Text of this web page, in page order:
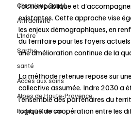
Chronique Santé
Attractivité
L'Indre
Sarthe
santé
Accès aux soins
Alpes de Haute-Provence
Institut Quorum
l’action publique et
existantes. Cette approche vise
les enjeux démographiques, en
du territoire pour les foyers
une amélioration continue de la
La méthode retenue repose sur
collective assumée. Indre 2030 a
l’ensemble des partenaires du
logique de coopération entre les